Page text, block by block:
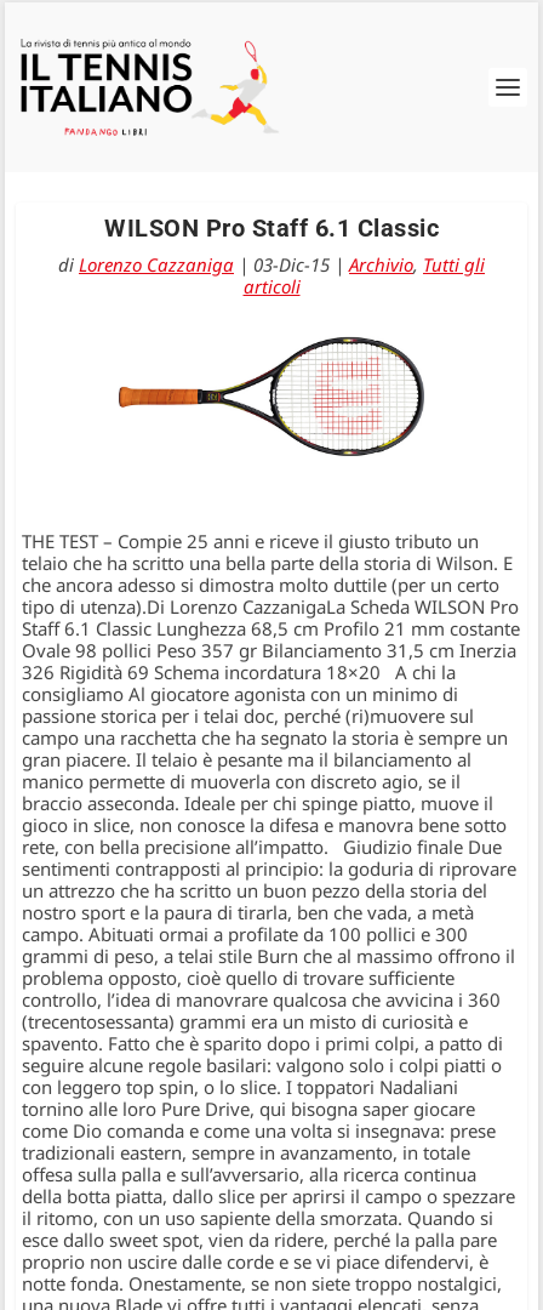
WILSON Pro Staff 6.1 Classic
di Lorenzo Cazzaniga | 03-Dic-15 |Archivio, Tutti gli
articoli
THE TEST – Compie 25 anni e riceve il giusto tributo un
telaio che ha scritto una bella parte della storia di Wilson. E
che ancora adesso si dimostra molto duttile (per un certo
tipo di utenza).Di Lorenzo CazzanigaLa Scheda WILSON Pro
Staff 6.1 Classic Lunghezza 68,5 cm Profilo 21 mm costante
Ovale 98 pollici Peso 357 gr Bilanciamento 31,5 cm Inerzia
326 Rigidità 69 Schema incordatura 18×20 A chi la
consigliamo Al giocatore agonista con un minimo di
passione storica per i telai doc, perché (ri)muovere sul
campo una racchetta che ha segnato la storia è sempre un
gran piacere. Il telaio è pesante ma il bilanciamento al
manico permette di muoverla con discreto agio, se il
braccio asseconda. Ideale per chi spinge piatto, muove il
gioco in slice, non conosce la difesa e manovra bene sotto
rete, con bella precisione all’impatto. Giudizio finale Due
sentimenti contrapposti al principio: la goduria di riprovare
un attrezzo che ha scritto un buon pezzo della storia del
nostro sport e la paura di tirarla, ben che vada, a metà
campo. Abituati ormai a profilate da 100 pollici e 300
grammi di peso, a telai stile Burn che al massimo offrono il
problema opposto, cioè quello di trovare sufficiente
controllo, l’idea di manovrare qualcosa che avvicina i 360
(trecentosessanta) grammi era un misto di curiosità e
spavento. Fatto che è sparito dopo i primi colpi, a patto di
seguire alcune regole basilari: valgono solo i colpi piatti o
con leggero top spin, o lo slice. I toppatori Nadaliani
tornino alle loro Pure Drive, qui bisogna saper giocare
come Dio comanda e come una volta si insegnava: prese
tradizionali eastern, sempre in avanzamento, in totale
offesa sulla palla e sull’avversario, alla ricerca continua
della botta piatta, dallo slice per aprirsi il campo o spezzare
il ritomo, con un uso sapiente della smorzata. Quando si
esce dallo sweet spot, vien da ridere, perché la palla pare
proprio non uscire dalle corde e se vi piace difendervi, è
notte fonda. Onestamente, se non siete troppo nostalgici,